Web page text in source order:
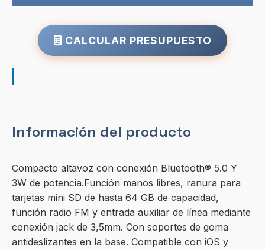
CALCULAR PRESUPUESTO
Información del producto
Compacto altavoz con conexión Bluetooth® 5.0 Y
3W de potencia.Función manos libres, ranura para
tarjetas mini SD de hasta 64 GB de capacidad,
función radio FM y entrada auxiliar de línea mediante
conexión jack de 3,5mm. Con soportes de goma
antideslizantes en la base. Compatible con iOS y